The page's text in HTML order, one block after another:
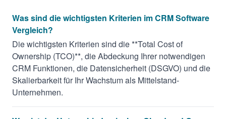
Was sind die wichtigsten Kriterien im CRM Software
Vergleich?
Die wichtigsten Kriterien sind die **Total Cost of
Ownership (TCO)**, die Abdeckung Ihrer notwendigen
CRM Funktionen, die Datensicherheit (DSGVO) und die
Skalierbarkeit für Ihr Wachstum als Mittelstand-
Unternehmen.